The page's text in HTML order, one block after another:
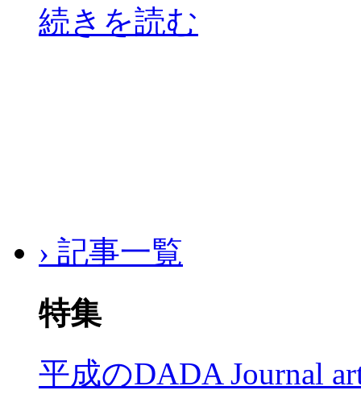
続きを読む
› 記事一覧
特集
平成のDADA Journal